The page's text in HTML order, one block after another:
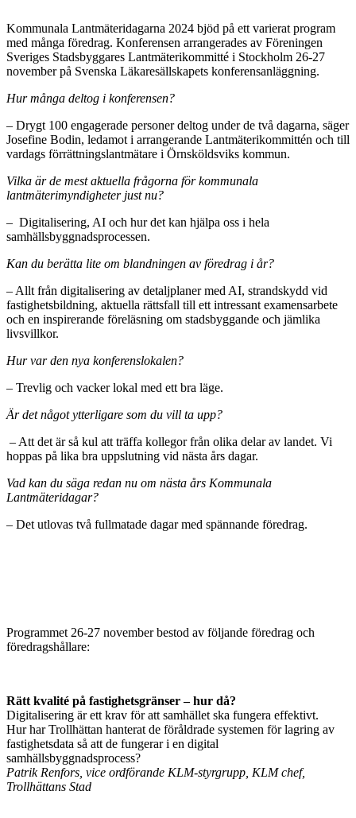
Kommunala Lantmäteridagarna 2024 bjöd på ett varierat program
med många föredrag. Konferensen arrangerades av Föreningen
Sveriges Stadsbyggares Lantmäterikommitté i Stockholm 26-27
november på Svenska Läkaresällskapets konferensanläggning.
Hur många deltog i konferensen?
– Drygt 100 engagerade personer deltog under de två dagarna, säger
Josefine Bodin, ledamot i arrangerande Lantmäterikommittén och till
vardags förrättningslantmätare i Örnsköldsviks kommun.
Vilka är de mest aktuella frågorna för kommunala
lantmäterimyndigheter just nu?
– Digitalisering, AI och hur det kan hjälpa oss i hela
samhällsbyggnadsprocessen.
Kan du berätta lite om blandningen av föredrag i år?
– Allt från digitalisering av detaljplaner med AI, strandskydd vid
fastighetsbildning, aktuella rättsfall till ett intressant examensarbete
och en inspirerande föreläsning om stadsbyggande och jämlika
livsvillkor.
Hur var den nya konferenslokalen?
– Trevlig och vacker lokal med ett bra läge.
Är det något ytterligare som du vill ta upp?
– Att det är så kul att träffa kollegor från olika delar av landet. Vi
hoppas på lika bra uppslutning vid nästa års dagar.
Vad kan du säga redan nu om nästa års Kommunala
Lantmäteridagar?
– Det utlovas två fullmatade dagar med spännande föredrag.
Programmet 26-27 november bestod av följande föredrag och
föredragshållare:
Rätt kvalité på fastighetsgränser – hur då?
Digitalisering är ett krav för att samhället ska fungera effektivt.
Hur har Trollhättan hanterat de föråldrade systemen för lagring av
fastighetsdata så att de fungerar i en digital
samhällsbyggnadsprocess?
Patrik Renfors, vice ordförande KLM-styrgrupp, KLM chef,
Trollhättans Stad